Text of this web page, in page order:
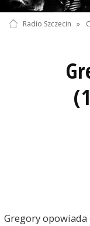
Radio Szczecin »
Gregory